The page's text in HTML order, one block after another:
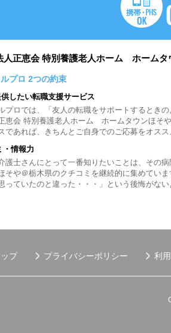
人正恵会 特別養護老人ホーム ホームタ
プロ 2つの約束
したい転職支援サービス
プロでは、「友人の転職をサポートするとき
恵会 特別養護老人ホーム ホームタウンほそ
であれば、きちんとご自身でのご応募をオスス
・情報力
護士さんにとって一番知りたいことは、その
そや＠栃木県のクチコミを継続的に集めていま
っていたのと違った・・・」という後悔がな
プ プライバシーポリシー 利